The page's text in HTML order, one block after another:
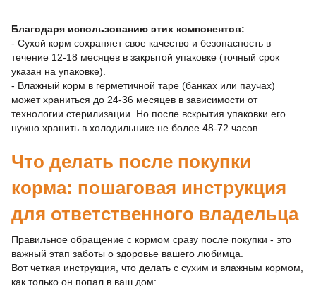
Благодаря использованию этих компонентов:
- Сухой корм сохраняет свое качество и безопасность в
течение 12-18 месяцев в закрытой упаковке (точный срок
указан на упаковке).
- Влажный корм в герметичной таре (банках или паучах)
может храниться до 24-36 месяцев в зависимости от
технологии стерилизации. Но после вскрытия упаковки его
нужно хранить в холодильнике не более 48-72 часов.
Что делать после покупки
корма: пошаговая инструкция
для ответственного владельца
Правильное обращение с кормом сразу после покупки - это
важный этап заботы о здоровье вашего любимца.
Вот четкая инструкция, что делать с сухим и влажным кормом,
как только он попал в ваш дом: